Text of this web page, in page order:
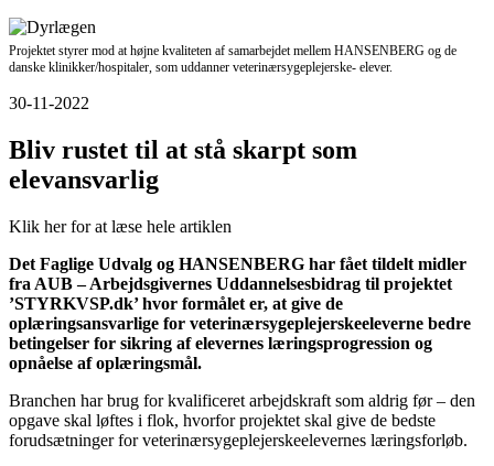
Projektet styrer mod at højne kvaliteten af samarbejdet mellem HANSENBERG og de
danske klinikker/hospitaler, som uddanner veterinærsygeplejerske- elever.
30-11-2022
Bliv rustet til at stå skarpt som
elevansvarlig
Klik her for at læse hele artiklen
Det Faglige Udvalg og HANSENBERG har fået tildelt midler
fra AUB – Arbejdsgivernes Uddannelsesbidrag til projektet
’STYRKVSP.dk’ hvor formålet er, at give de
oplæringsansvarlige for veterinærsygeplejerskeeleverne bedre
betingelser for sikring af elevernes læringsprogression og
opnåelse af oplæringsmål.
Branchen har brug for kvalificeret arbejdskraft som aldrig før – den
opgave skal løftes i flok, hvorfor projektet skal give de bedste
forudsætninger for veterinærsygeplejerskeelevernes læringsforløb.